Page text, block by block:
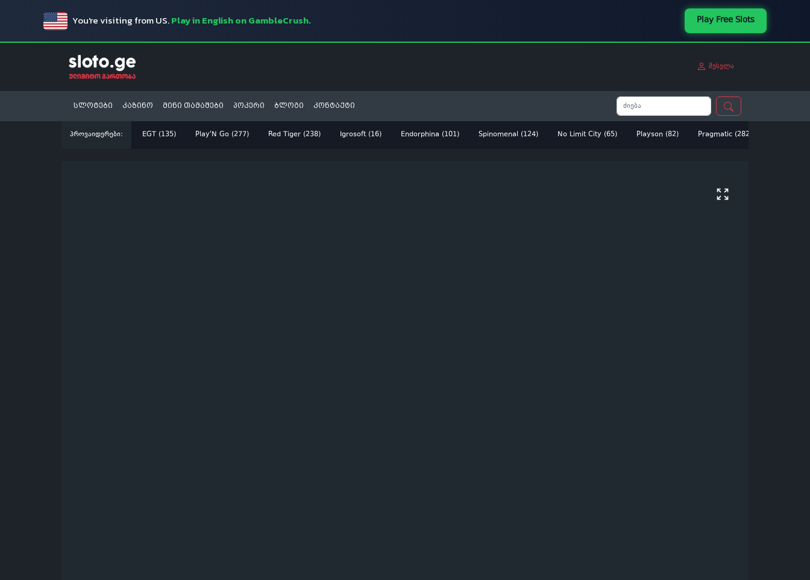
You're visiting from US.Play in English on GambleCrush. Play Free Slots
შესვლა
სლოტები კაზინო მინი თამაშები პოკერი ბლოგი კონტაქტი
პროვაიდერები: EGT (135) Play'N Go (277) Red Tiger (238) Igrosoft (16) Endorphina (101) Spinomenal (124) No Limit City (65) Playson (82) Pragmatic (282)